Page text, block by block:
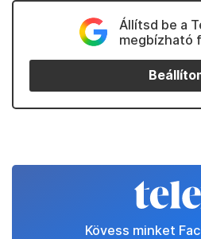
Állítsd be a
megbízható
Kövess minket